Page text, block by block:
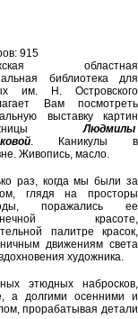
915
областная
библиотека для
им. Н. Островского
Вам посмотреть
выставку картин
Людмилы
. Каникулы в
Живопись, масло.
раз, когда мы были за
глядя на просторы
поражались ее
красоте,
палитре красок,
движениям света
художника.
этюдных набросков,
а долгими осенними и
прорабатывая детали